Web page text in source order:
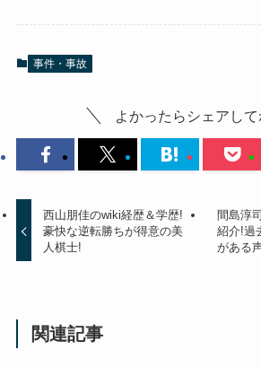
事件・事故
よかったらシェアして
西山朋佳のwiki経歴＆学歴!
豪快な逆転勝ちが得意の美
人棋士!
間島淳
紹介!過
がある
関連記事